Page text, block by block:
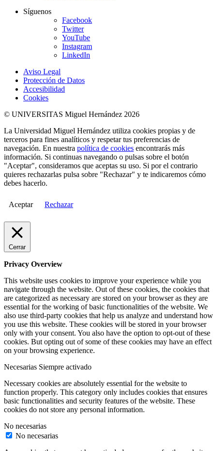
Síguenos
Facebook
Twitter
YouTube
Instagram
LinkedIn
Aviso Legal
Protección de Datos
Accesibilidad
Cookies
© UNIVERSITAS Miguel Hernández 2026
La Universidad Miguel Hernández utiliza cookies propias y de
terceros para fines analíticos y respetar tus preferencias de
navegación. En nuestra política de cookies encontrarás más
información. Si continuas navegando o pulsas sobre el botón
"Aceptar", consideramos que aceptas su uso. Si por el contrario
quieres rechazarlas pulsa sobre "Rechazar" y te indicaremos cómo
debes hacerlo.
Aceptar Rechazar
Cerrar
Privacy Overview
This website uses cookies to improve your experience while you
navigate through the website. Out of these cookies, the cookies that
are categorized as necessary are stored on your browser as they are
essential for the working of basic functionalities of the website. We
also use third-party cookies that help us analyze and understand how
you use this website. These cookies will be stored in your browser
only with your consent. You also have the option to opt-out of these
cookies. But opting out of some of these cookies may have an effect
on your browsing experience.
Necesarias Siempre activado
Necessary cookies are absolutely essential for the website to
function properly. This category only includes cookies that ensures
basic functionalities and security features of the website. These
cookies do not store any personal information.
No necesarias
No necesarias